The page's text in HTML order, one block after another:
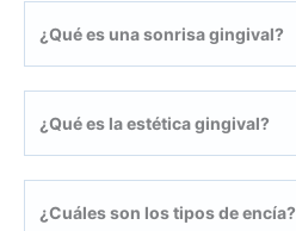
¿Qué es una sonrisa gingival?
¿Qué es la estética gingival?
¿Cuáles son los tipos de encía?